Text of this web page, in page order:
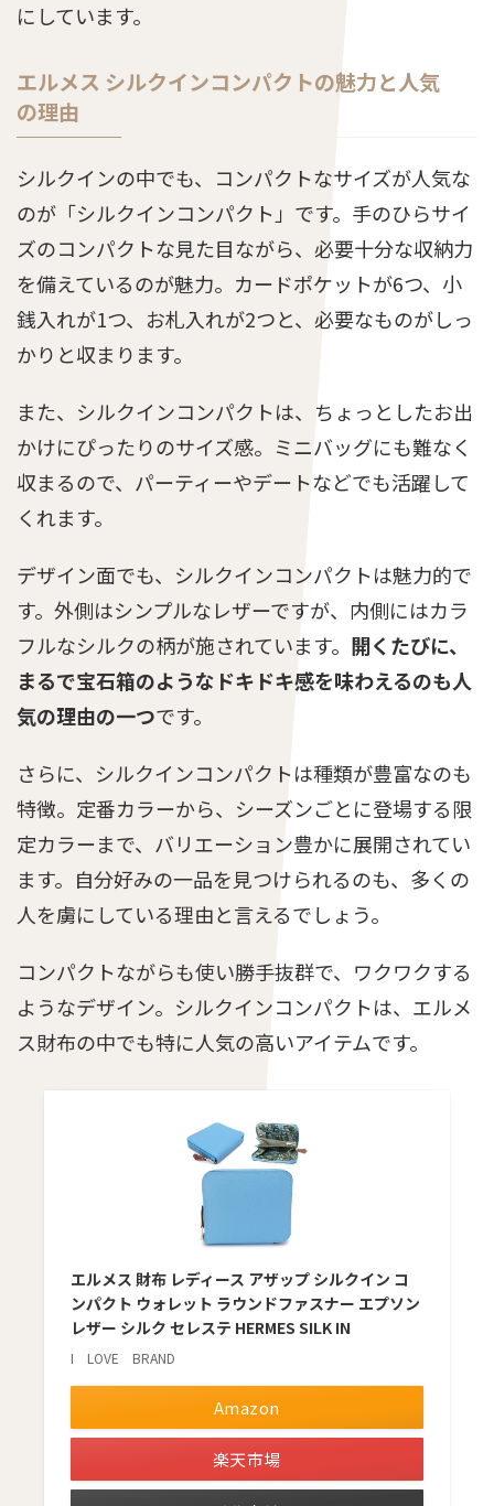
にしています。
エルメス シルクインコンパクトの魅力と人気
の理由
シルクインの中でも、コンパクトなサイズが人気な
のが「シルクインコンパクト」です。手のひらサイ
ズのコンパクトな見た目ながら、必要十分な収納力
を備えているのが魅力。カードポケットが6つ、小
銭入れが1つ、お札入れが2つと、必要なものがしっ
かりと収まります。
また、シルクインコンパクトは、ちょっとしたお出
かけにぴったりのサイズ感。ミニバッグにも難なく
収まるので、パーティーやデートなどでも活躍して
くれます。
デザイン面でも、シルクインコンパクトは魅力的で
す。外側はシンプルなレザーですが、内側にはカラ
フルなシルクの柄が施されています。 開くたびに、
まるで宝石箱のようなドキドキ感を味わえるのも人
気の理由の一つです。
さらに、シルクインコンパクトは種類が豊富なのも
特徴。定番カラーから、シーズンごとに登場する限
定カラーまで、バリエーション豊かに展開されてい
ます。自分好みの一品を見つけられるのも、多くの
人を虜にしている理由と言えるでしょう。
コンパクトながらも使い勝手抜群で、ワクワクする
ようなデザイン。シルクインコンパクトは、エルメ
ス財布の中でも特に人気の高いアイテムです。
エルメス 財布 レディース アザップ シルクイン コ
ンパクト ウォレット ラウンドファスナー エプソン
レザー シルク セレステ HERMES SILK IN
I LOVE BRAND
Amazon
楽天市場